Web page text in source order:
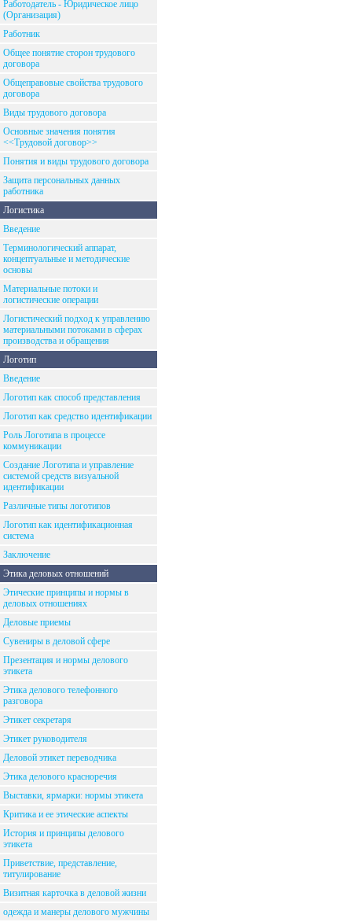
Работодатель - Юридическое лицо
(Организация)
Работник
Общее понятие сторон трудового
договора
Общеправовые свойства трудового
договора
Виды трудового договора
Основные значения понятия
<<Трудовой договор>>
Понятия и виды трудового договора
Защита персональных данных
работника
Логистика
Введение
Терминологический аппарат,
концептуальные и методические
основы
Материальные потоки и
логистические операции
Логистический подход к управлению
материальными потоками в сферах
производства и обращения
Логотип
Введение
Логотип как способ представления
Логотип как средство идентификации
Роль Логотипа в процессе
коммуникации
Создание Логотипа и управление
системой средств визуальной
идентификации
Различные типы логотипов
Логотип как идентификационная
система
Заключение
Этика деловых отношений
Этические принципы и нормы в
деловых отношениях
Деловые приемы
Сувениры в деловой сфере
Презентация и нормы делового
этикета
Этика делового телефонного
разговора
Этикет секретаря
Этикет руководителя
Деловой этикет переводчика
Этика делового красноречия
Выставки, ярмарки: нормы этикета
Критика и ее этические аспекты
История и принципы делового
этикета
Приветствие, представление,
титулирование
Визитная карточка в деловой жизни
одежда и манеры делового мужчины